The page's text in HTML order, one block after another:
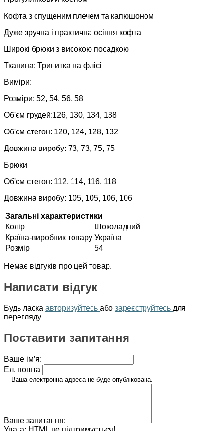
Кофта з спущеним плечем та капюшоном
Дуже зручна і практична осіння кофта
Широкі брюки з високою посадкою
Тканина: Тринитка на флісі
Виміри:
Розміри: 52, 54, 56, 58
Об'єм грудей:126, 130, 134, 138
Об'єм стегон: 120, 124, 128, 132
Довжина виробу: 73, 73, 75, 75
Брюки
Об'єм стегон: 112, 114, 116, 118
Довжина виробу: 105, 105, 106, 106
Загальні характеристики
Колір
Шоколадний
Країна-виробник товару Україна
Розмір
54
Немає відгуків про цей товар.
Написати відгук
Будь ласка авторизуйтесь або зареєструйтесь для
перегляду
Поставити запитання
Ваше ім’я:
Ел. пошта
Ваша електронна адреса не буде опублікована.
Ваше запитання:
Увага: HTML не підтримується!